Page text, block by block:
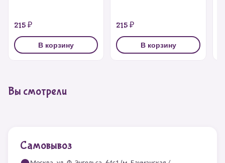
215 ₽
В корзину
215 ₽
В корзину
Вы смотрели
Самовывоз